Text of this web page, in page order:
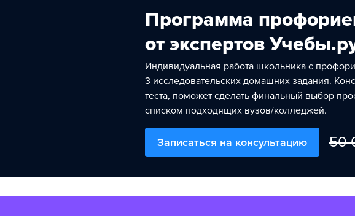
Программа
от экспертов
Индивидуальная работа школьника с
3 исследовательских домашних задания.
теста, поможет сделать финальный выбор
списком подходящих вузов/колледжей.
Записаться на консультацию 50